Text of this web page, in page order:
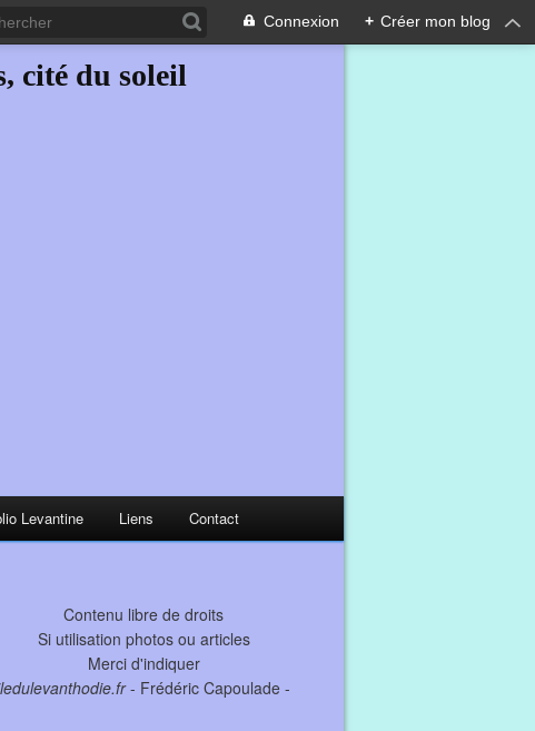
Connexion + Créer mon blog
cité du soleil
Levantine Liens Contact
Contenu libre de droits
Si utilisation photos ou articles
Merci d'indiquer
- Frédéric Capoulade -